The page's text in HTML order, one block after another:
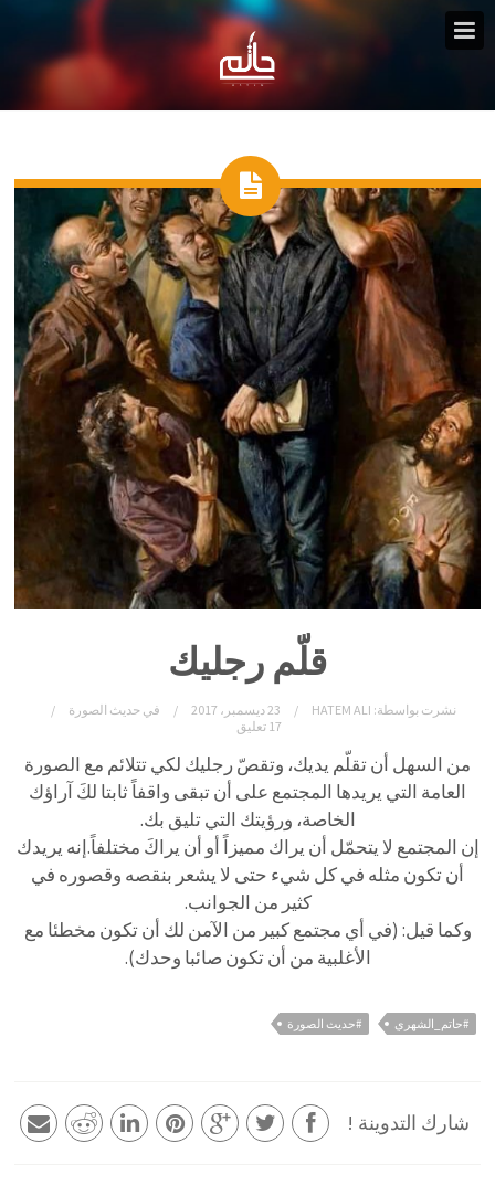
قلّم رجليك
نشرت بواسطة: HATEM ALI 23 ديسمبر، 2017 فيحديث الصورة
17 تعليق
من السهل أن تقلّم يديك، وتقصّ رجليك لكي تتلائم مع الصورة
العامة التي يريدها المجتمع على أن تبقى واقفاً ثابتا لكَ آراؤك
الخاصة، ورؤيتك التي تليق بك.
إن المجتمع لا يتحمّل أن يراك مميزاً أو أن يراكَ مختلفاً.إنه يريدك
أن تكون مثله في كل شيء حتى لا يشعر بنقصه وقصوره في
كثير من الجوانب.
وكما قيل: (في أي مجتمع كبير من الآمن لك أن تكون مخطئا مع
الأغلبية من أن تكون صائبا وحدك).
#حاتم_الشهري #حديث الصورة
شارك التدوينة !